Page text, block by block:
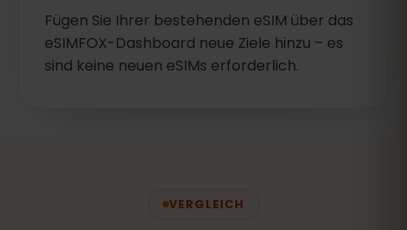
Fügen Sie Ihrer bestehenden eSIM über das
eSIMFOX-Dashboard neue Ziele hinzu – es
sind keine neuen eSIMs erforderlich.
VERGLEICH